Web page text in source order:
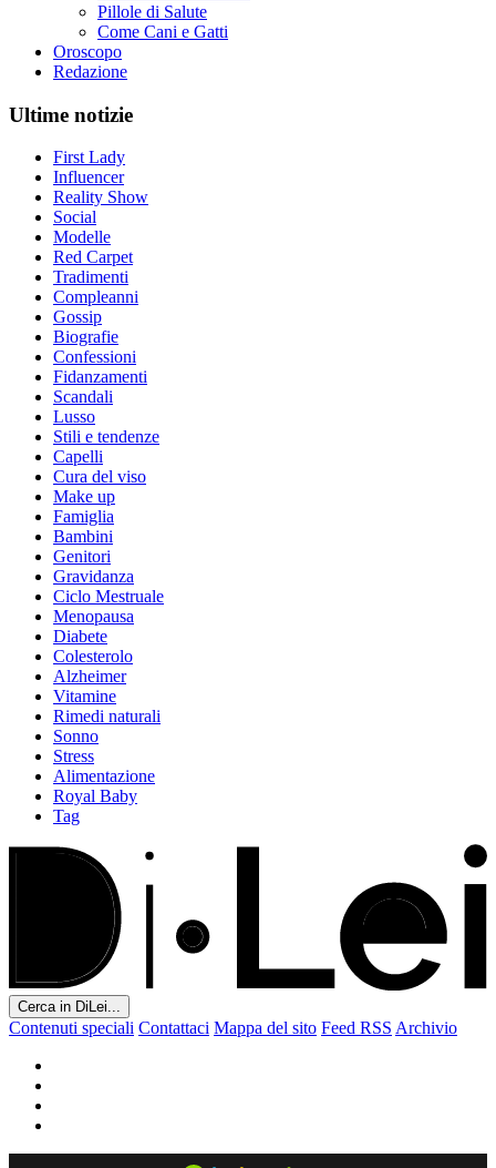
Pillole di Salute
Come Cani e Gatti
Oroscopo
Redazione
Ultime notizie
First Lady
Influencer
Reality Show
Social
Modelle
Red Carpet
Tradimenti
Compleanni
Gossip
Biografie
Confessioni
Fidanzamenti
Scandali
Lusso
Stili e tendenze
Capelli
Cura del viso
Make up
Famiglia
Bambini
Genitori
Gravidanza
Ciclo Mestruale
Menopausa
Diabete
Colesterolo
Alzheimer
Vitamine
Rimedi naturali
Sonno
Stress
Alimentazione
Royal Baby
Tag
Cerca in DiLei...
Contenuti speciali Contattaci Mappa del sito Feed RSS Archivio